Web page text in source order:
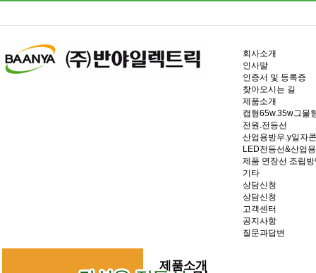
회사소개
인사말
인증서 및 등록증
찾아오시는 길
제품소개
캡형65w.35w그물
전원.전등선
산업용방우.y일자
LED전등선&산업
제품 연장선 조립
기타
상담신청
상담신청
고객센터
공지사항
질문과답변
제품소개